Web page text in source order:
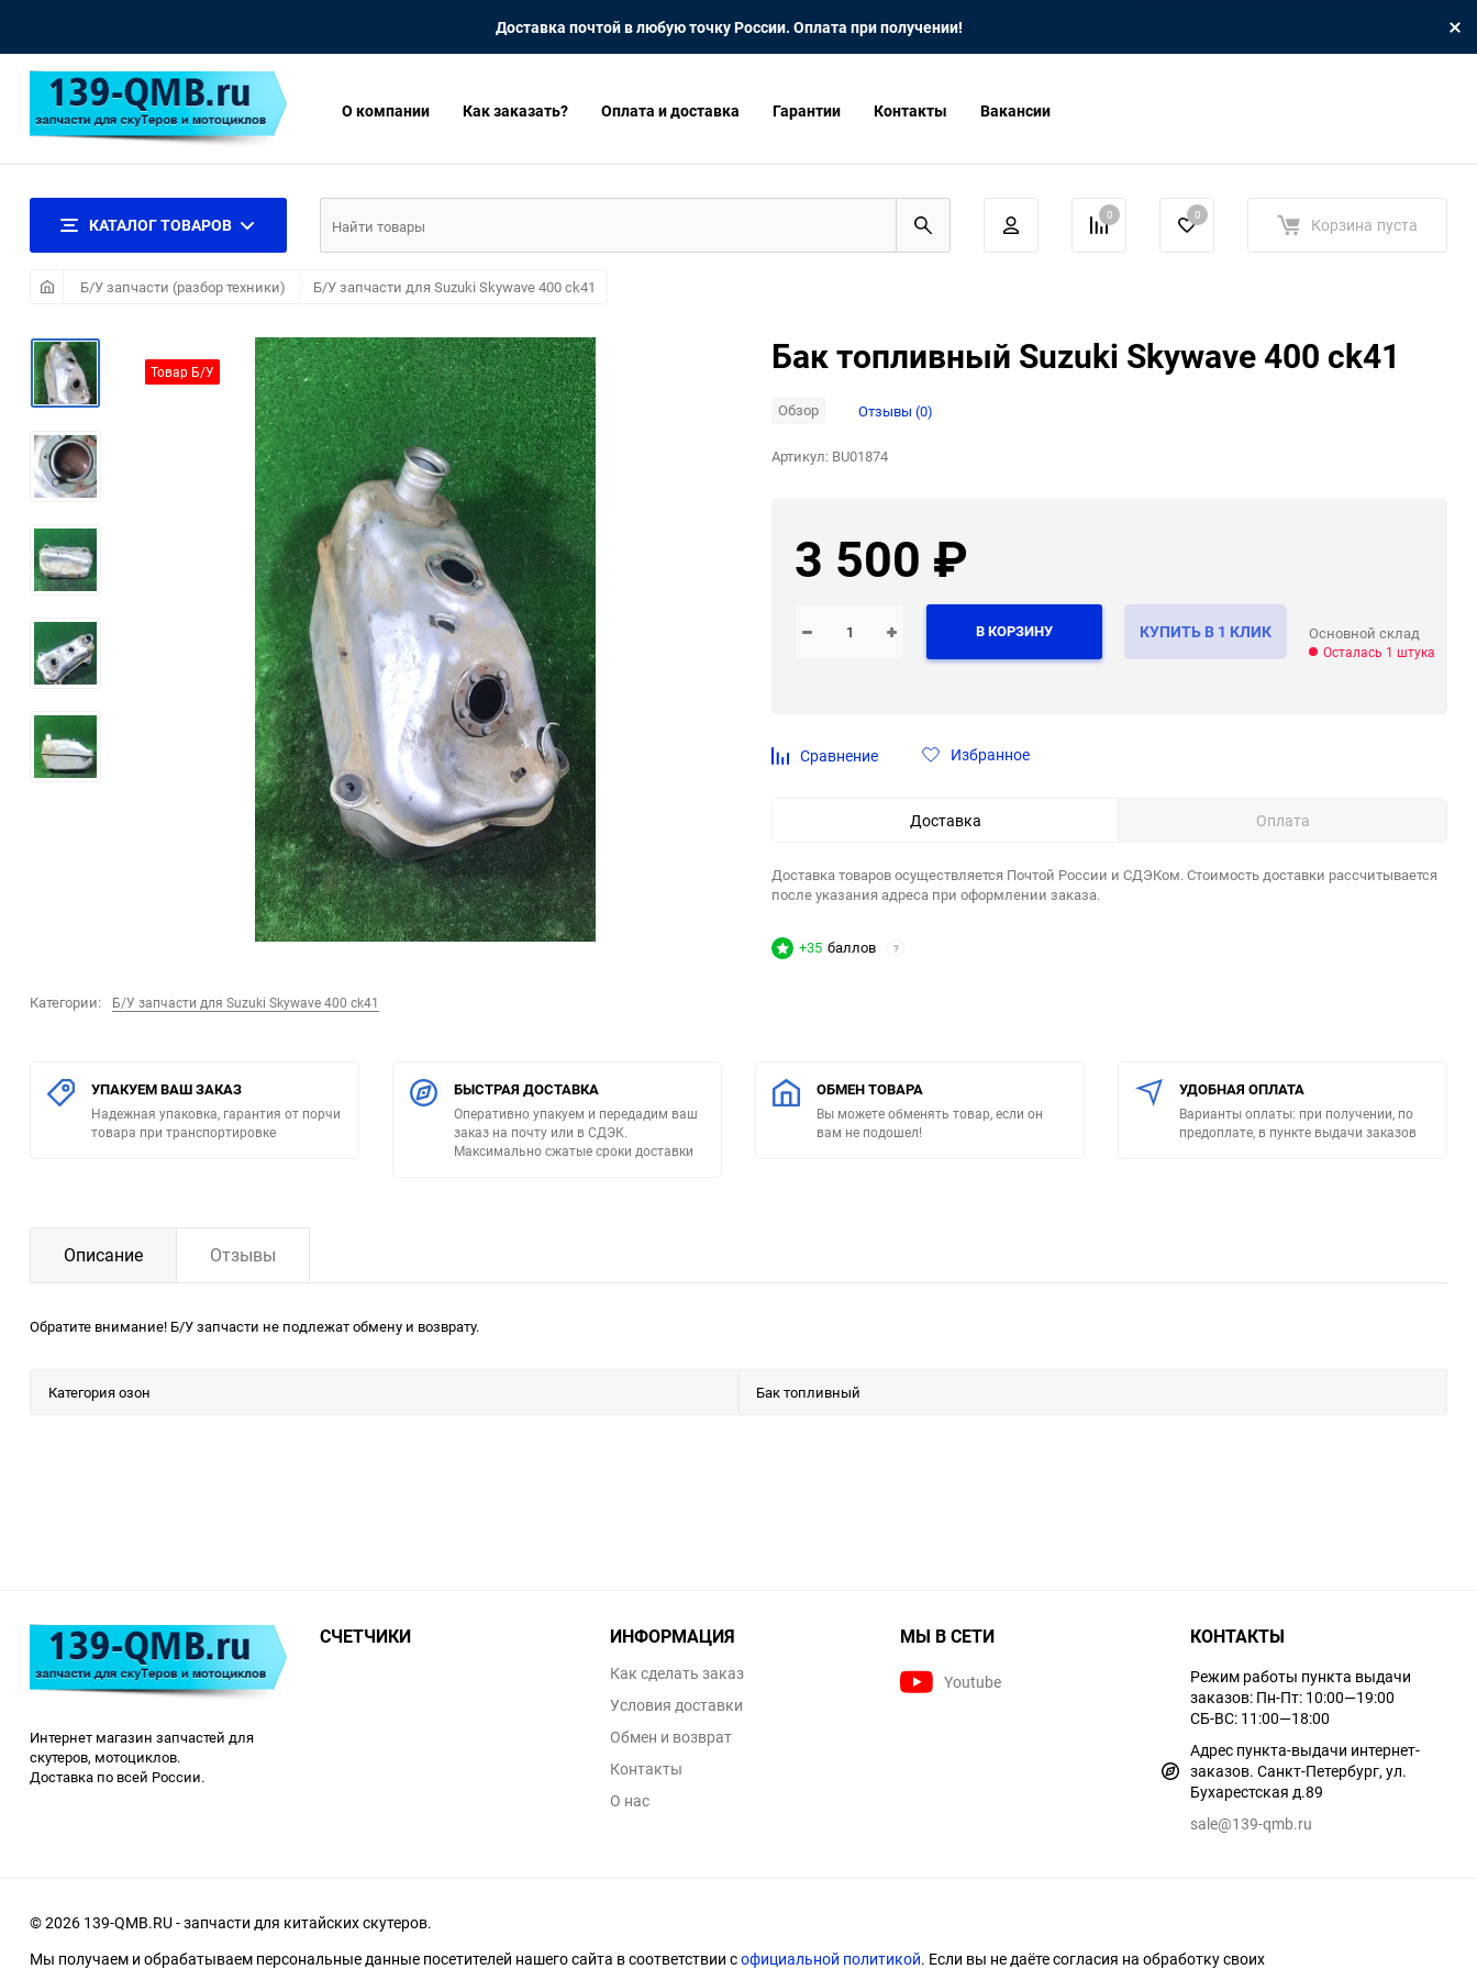
Доставка почтой в любую точку России. Оплата при получении!
О компании Как заказать? Оплата и доставка Гарантии Контакты Вакансии
КАТАЛОГ ТОВАРОВ 0 0 Корзина пуста
Б/У запчасти (разбор техники) Б/У запчасти для Suzuki Skywave 400 ck41
Товар Б/У
Категории: Б/У запчасти для Suzuki Skywave 400 ck41
Бак топливный Suzuki Skywave 400 ck41
Обзор Отзывы (0)
Артикул: BU01874
3 500 ₽
В КОРЗИНУ КУПИТЬ В 1 КЛИК Основной склад
Осталась 1 штука
Сравнение Избранное
Доставка Оплата
Доставка товаров осуществляется Почтой России и СДЭКом. Стоимость доставки рассчитывается
после указания адреса при оформлении заказа.
+35 баллов ?
УПАКУЕМ ВАШ ЗАКАЗ
Надежная упаковка, гарантия от порчи
товара при транспортировке
БЫСТРАЯ ДОСТАВКА
Оперативно упакуем и передадим ваш
заказ на почту или в СДЭК.
Максимально сжатые сроки доставки
ОБМЕН ТОВАРА
Вы можете обменять товар, если он
вам не подошел!
УДОБНАЯ ОПЛАТА
Варианты оплаты: при получении, по
предоплате, в пункте выдачи заказов
Описание Отзывы
Обратите внимание! Б/У запчасти не подлежат обмену и возврату.
Категория озон Бак топливный
Интернет магазин запчастей для
скутеров, мотоциклов.
Доставка по всей России.
СЧЕТЧИКИ ИНФОРМАЦИЯ
Как сделать заказ
Условия доставки
Обмен и возврат
Контакты
О нас
МЫ В СЕТИ
Youtube
КОНТАКТЫ
Режим работы пункта выдачи
заказов: Пн-Пт: 10:00—19:00
СБ-ВС: 11:00—18:00
Адрес пункта-выдачи интернет-
заказов. Санкт-Петербург, ул.
Бухарестская д.89
sale@139-qmb.ru
© 2026 139-QMB.RU - запчасти для китайских скутеров.
Мы получаем и обрабатываем персональные данные посетителей нашего сайта в соответствии софициальной политикой. Если вы не даёте согласия на обработку своих